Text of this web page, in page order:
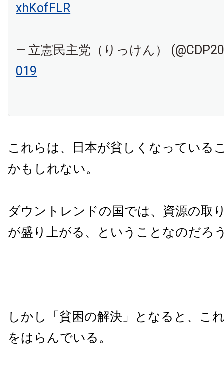
xhKofFLR
— 立憲民主党（りっけん）
019
これらは、日本が貧しくなっている
かもしれない。
ダウントレンドの国では、資源の取
が盛り上がる、ということなのだろ
しかし「貧困の解決」となると、こ
をはらんでいる。